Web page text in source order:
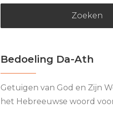
Bedoeling Da-Ath
Getuigen van God en Zijn
het Hebreeuwse woord